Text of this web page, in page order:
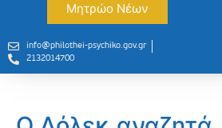
Μητρώο Νέων
info@philothei-psychiko.gov.gr
2132014700